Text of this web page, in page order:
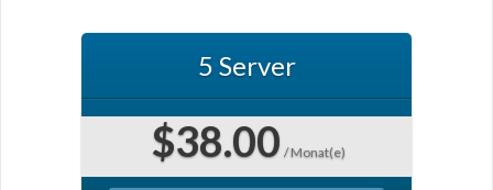
5 Server
$38.00 / Monat(e)